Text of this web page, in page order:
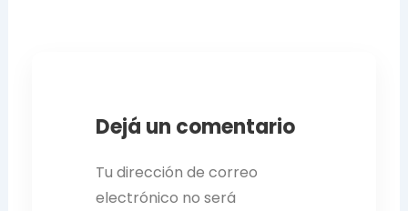
Dejá un comentario
Tu dirección de correo
electrónico no será